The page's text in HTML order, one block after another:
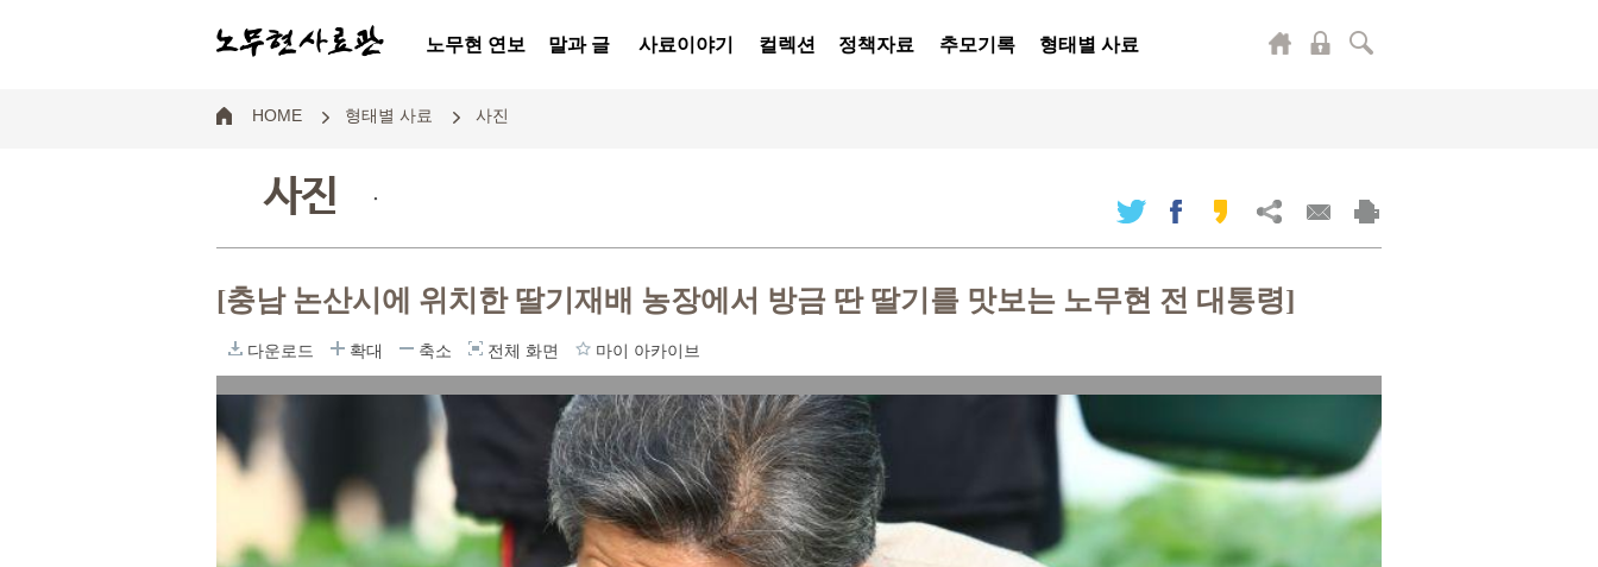
노무현 연보 말과 글 사료이야기 컬렉션 정책자료 추모기록 형태별 사료
HOME 형태별 사료 사진
사진 .
[충남 논산시에 위치한 딸기재배 농장에서 방금 딴 딸기를 맛보는 노무현 전 대통령]
다운로드 확대 축소 전체 화면 마이 아카이브